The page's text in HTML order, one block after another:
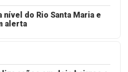
do Rio Santa Maria e
alerta